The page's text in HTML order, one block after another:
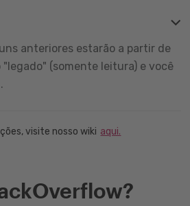
anteriores estarão a partir de
(somente leitura) e você
visite nosso wiki aqui.